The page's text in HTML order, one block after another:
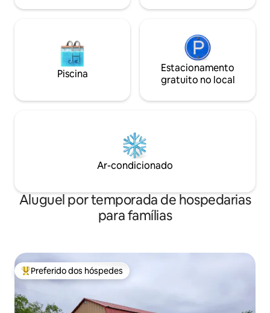
perfil.
Piscina
Estacionamento
gratuito no local
Ar-condicionado
Aluguel por temporada de hospedarias
para famílias
Entre os melhores preferidos dos hóspedes
Preferido dos hóspedes